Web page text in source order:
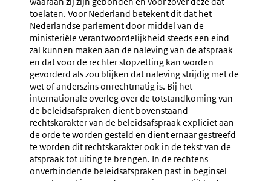
toelaten. Voor Nederland betekent dit dat het
Nederlandse parlement door middel van de
ministeriële verantwoordelijkheid steeds een eind
zal kunnen maken aan de naleving van de afspraak
en dat voor de rechter stopzetting kan worden
gevorderd als zou blijken dat naleving strijdig met de
wet of anderszins onrechtmatig is. Bij het
internationale overleg over de totstandkoming van
de beleidsafspraken dient bovenstaand
rechtskarakter van de beleidsafspraak expliciet aan
de orde te worden gesteld en dient ernaar gestreefd
te worden dit rechtskarakter ook in de tekst van de
afspraak tot uiting te brengen. In de rechtens
onverbindende beleidsafspraken past in beginsel